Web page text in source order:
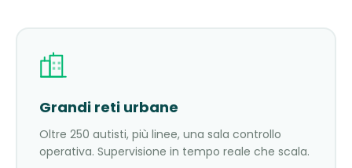
Grandi reti urbane
Oltre 250 autisti, più linee, una sala controllo
operativa. Supervisione in tempo reale che scala.